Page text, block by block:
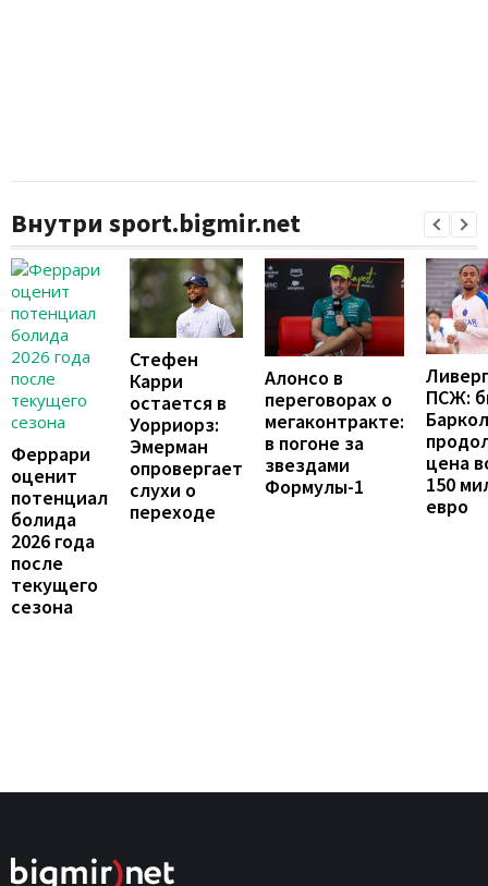
Внутри sport.bigmir.net
Феррари
оценит
потенциал
болида
2026 года
после
текущего
сезона
Стефен
Карри
остается в
Уорриорз:
Эмерман
опровергает
слухи о
переходе
Алонсо в
переговорах о
мегаконтракте:
в погоне за
звездами
Формулы-1
ПСЖ:
цена
150
евро